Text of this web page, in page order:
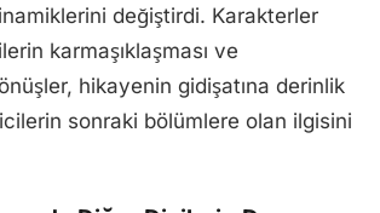
değiştirdi. Karakterler
karmaşıklaşması ve
hikayenin gidişatına derinlik
sonraki bölümlere olan ilgisini